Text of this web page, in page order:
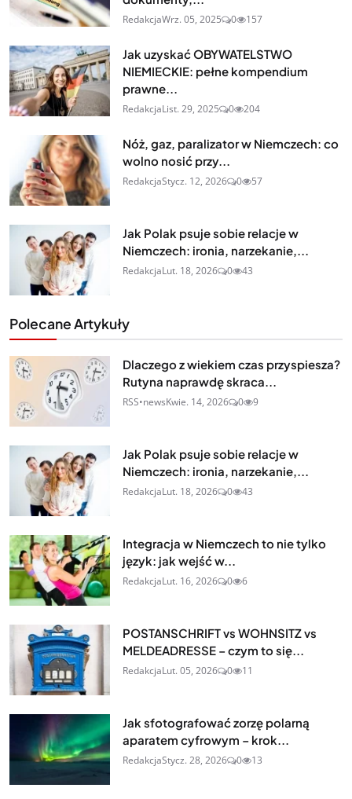
RedakcjaWrz. 05, 2025 0 157
Jak uzyskać OBYWATELSTWO
NIEMIECKIE: pełne kompendium
prawne...
RedakcjaList. 29, 2025 0 204
Nóż, gaz, paralizator w Niemczech: co
wolno nosić przy...
RedakcjaStycz. 12, 2026 0 57
Jak Polak psuje sobie relacje w
Niemczech: ironia, narzekanie,...
RedakcjaLut. 18, 2026 0 43
Polecane Artykuły
Dlaczego z wiekiem czas przyspiesza?
Rutyna naprawdę skraca...
RSS•newsKwie. 14, 2026 0 9
Jak Polak psuje sobie relacje w
Niemczech: ironia, narzekanie,...
RedakcjaLut. 18, 2026 0 43
Integracja w Niemczech to nie tylko
język: jak wejść w...
RedakcjaLut. 16, 2026 0 6
POSTANSCHRIFT vs WOHNSITZ vs
MELDEADRESSE – czym to się...
RedakcjaLut. 05, 2026 0 11
Jak sfotografować zorzę polarną
aparatem cyfrowym – krok...
RedakcjaStycz. 28, 2026 0 13